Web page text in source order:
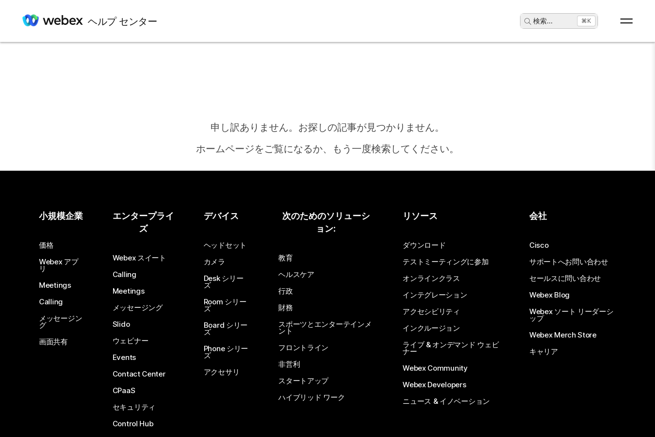
ヘルプ センター 検索... ⌘K
申し訳ありません。お探しの記事が見つかりません。
ホームページをご覧になるか、もう一度検索してください。
何をお探しですか?
小規模企業
価格
Webex アプ
リ
Meetings
Calling
メッセージン
グ
画面共有
エンタープライ
ズ
Webex スイート
Calling
Meetings
メッセージング
Slido
ウェビナー
Events
Contact Center
CPaaS
セキュリティ
Control Hub
デバイス
ヘッドセット
カメラ
Desk シリー
ズ
Room シリー
ズ
Board シリー
ズ
Phone シリー
ズ
アクセサリ
次のためのソリューシ
ョン:
教育
ヘルスケア
行政
財務
スポーツとエンターテインメ
ント
フロントライン
非営利
スタートアップ
ハイブリッド ワーク
リソース
ダウンロード
テストミーティングに参加
オンラインクラス
インテグレーション
アクセシビリティ
インクルージョン
ライブ & オンデマンド ウェビ
ナー
Webex Community
Webex Developers
ニュース & イノベーション
会社
Cisco
サポートへお問い合わせ
セールスに問い合わせ
Webex Blog
Webex ソート リーダーシ
ップ
Webex Merch Store
キャリア